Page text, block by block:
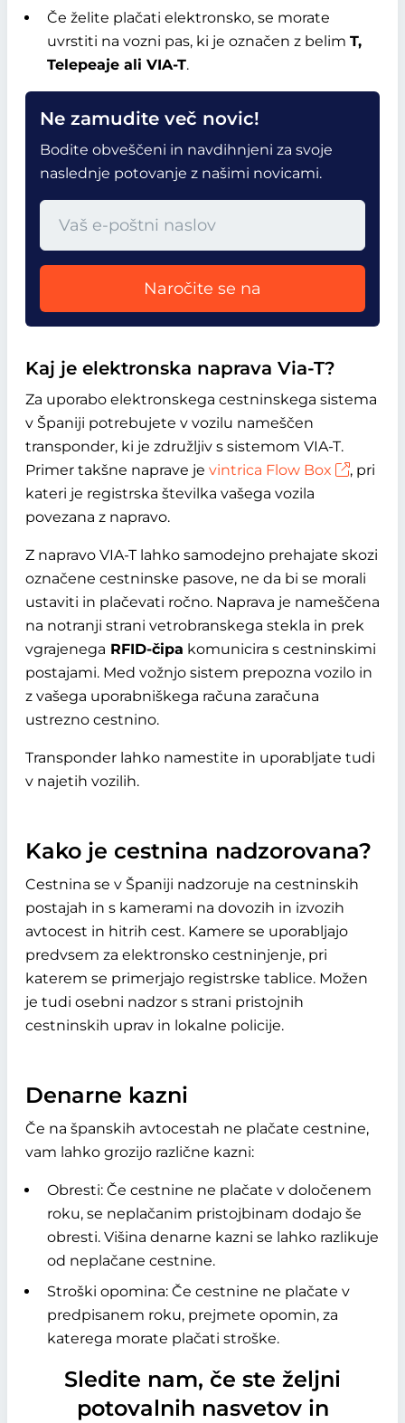
Če želite plačati elektronsko, se morate
uvrstiti na vozni pas, ki je označen z belim T,
Telepeaje ali VIA-T.
Ne zamudite več novic!
Bodite obveščeni in navdihnjeni za svoje
naslednje potovanje z našimi novicami.
Naročite se na
Kaj je elektronska naprava Via-T?
Za uporabo elektronskega cestninskega sistema
v Španiji potrebujete v vozilu nameščen
transponder, ki je združljiv s sistemom VIA-T.
Primer takšne naprave je vintrica Flow Box
, pri
kateri je registrska številka vašega vozila
povezana z napravo.
Z napravo VIA-T lahko samodejno prehajate skozi
označene cestninske pasove, ne da bi se morali
ustaviti in plačevati ročno. Naprava je nameščena
na notranji strani vetrobranskega stekla in prek
vgrajenega RFID-čipa komunicira s cestninskimi
postajami. Med vožnjo sistem prepozna vozilo in
z vašega uporabniškega računa zaračuna
ustrezno cestnino.
Transponder lahko namestite in uporabljate tudi
v najetih vozilih.
Kako je cestnina nadzorovana?
Cestnina se v Španiji nadzoruje na cestninskih
postajah in s kamerami na dovozih in izvozih
avtocest in hitrih cest. Kamere se uporabljajo
predvsem za elektronsko cestninjenje, pri
katerem se primerjajo registrske tablice. Možen
je tudi osebni nadzor s strani pristojnih
cestninskih uprav in lokalne policije.
Denarne kazni
Če na španskih avtocestah ne plačate cestnine,
vam lahko grozijo različne kazni:
Obresti: Če cestnine ne plačate v določenem
roku, se neplačanim pristojbinam dodajo še
obresti. Višina denarne kazni se lahko razlikuje
od neplačane cestnine.
Stroški opomina: Če cestnine ne plačate v
predpisanem roku, prejmete opomin, za
katerega morate plačati stroške.
Sledite nam, če ste željni
potovalnih nasvetov in